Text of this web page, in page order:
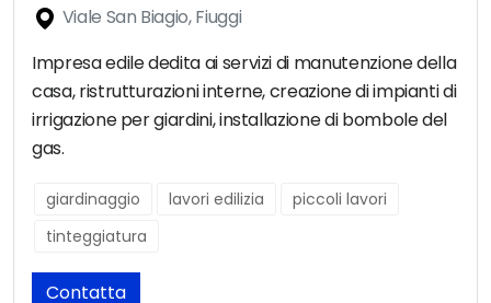
Viale San Biagio, Fiuggi
Impresa edile dedita ai servizi di manutenzione della
casa, ristrutturazioni interne, creazione di impianti di
irrigazione per giardini, installazione di bombole del
gas.
giardinaggio lavori edilizia
piccoli lavori
tinteggiatura
Contatta